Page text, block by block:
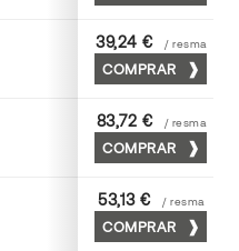
45 x 64
39,24 € / resma
COMPRAR
63 x 88
83,72 € / resma
COMPRAR
63 x 88
53,13 € / resma
COMPRAR